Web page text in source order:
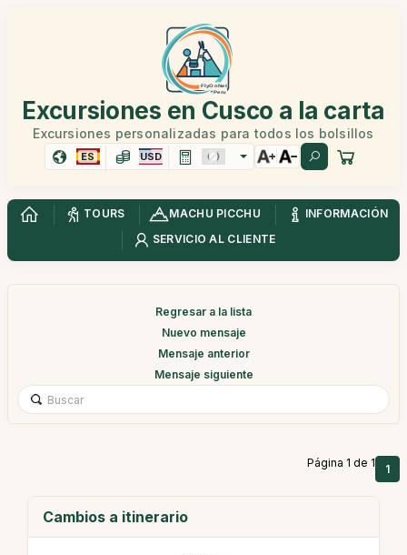
Excursiones en Cusco a la carta
Excursiones personalizadas para todos los bolsillos
ES USD
TOURS MACHU PICCHU
INFORMACIÓN
SERVICIO AL CLIENTE
Regresar a la lista
Nuevo mensaje
Mensaje anterior
Mensaje siguiente
Página 1 de 1 1
Cambios a itinerario